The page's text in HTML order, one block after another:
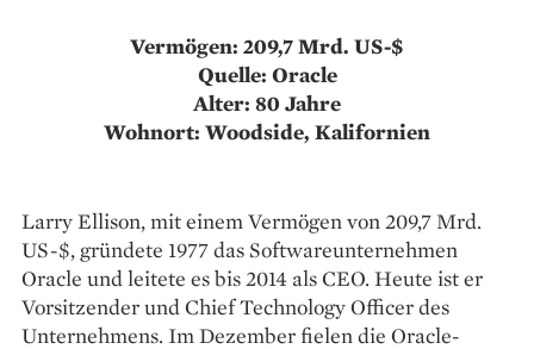
Vermögen: 209,7 Mrd. US-$
Quelle: Oracle
Alter: 80 Jahre
Wohnort: Woodside, Kalifornien
Larry Ellison, mit einem Vermögen von 209,7 Mrd.
US-$, gründete 1977 das Softwareunternehmen
Oracle und leitete es bis 2014 als CEO. Heute ist er
Vorsitzender und Chief Technology Officer des
Unternehmens. Im Dezember fielen die Oracle-